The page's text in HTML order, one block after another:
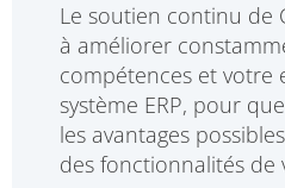
Le soutien continu de
à améliorer
compétences et votre
système ERP, pour
les avantages
des fonctionnalités de